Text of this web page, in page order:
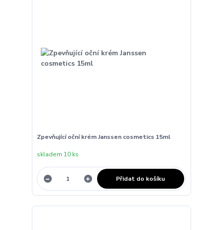
Zpevňující oční krém Janssen cosmetics 15ml
skladem 10 ks
Přidat do košíku